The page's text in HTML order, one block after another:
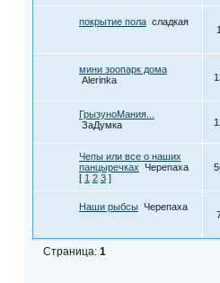
покрытие пола сладкая
1
мини зоопарк дома
Alerinka
ГрызуноМания...
ЗаДумка
Чепы или все о наших
панцыречках Черепаха
[ 1 2 3 ]
Наши рыбсы Черепаха
Страница: 1